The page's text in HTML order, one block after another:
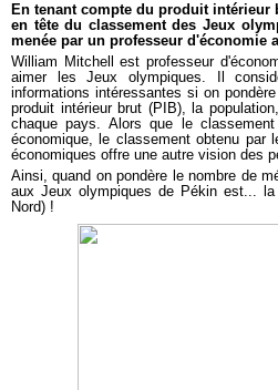
En tenant compte du produit
en tête du classement des Jeux
menée par un professeur d'économie
William Mitchell est professeur
aimer les Jeux olympiques. Il
informations intéressantes si on
produit intérieur brut (PIB), la
chaque pays. Alors que le
économique, le classement obtenu par
économiques offre une autre vision des
Ainsi, quand on pondère le nombre de
aux Jeux olympiques de Pékin est... la
Nord) !